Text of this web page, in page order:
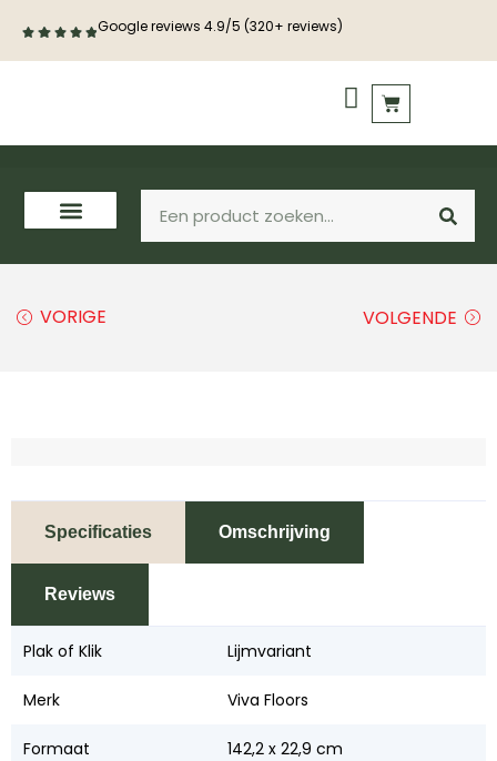
Google reviews 4.9/5 (320+ reviews)
VORIGE VOLGENDE
Specificaties Omschrijving
Reviews
Plak of Klik Lijmvariant
Merk Viva Floors
Formaat 142,2 x 22,9 cm